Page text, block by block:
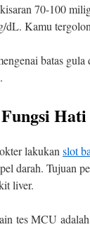
70-100
dL. Kamu
batas
Hati
lakukan slot
darah. Tujuan
liver.
tes MCU